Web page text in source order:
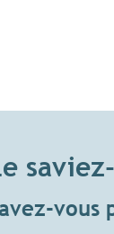
vous